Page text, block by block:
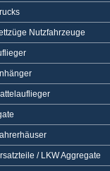
Nutzfahrzeuge
/ LKW Aggregate